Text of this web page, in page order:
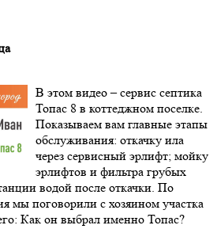
В этом видео – сервис септика
Топас 8 в коттеджном поселке.
Показываем вам главные этапы
обслуживания: откачку ила
через сервисный эрлифт; мойку
эрлифтов и фильтра грубых
водой после откачки. По
мы поговорили с хозяином участка
Как он выбрал именно Топас?